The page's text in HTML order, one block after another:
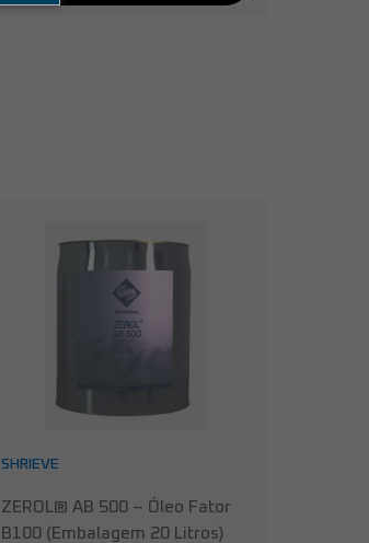
SHRIEVE
ZEROL® AB 500 – Óleo Fator
B100 (Embalagem 20 Litros)